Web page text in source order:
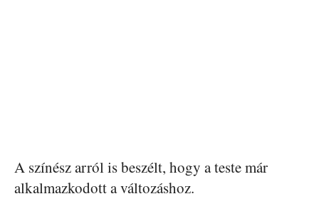
A színész arról is beszélt, hogy a teste már
alkalmazkodott a változáshoz.